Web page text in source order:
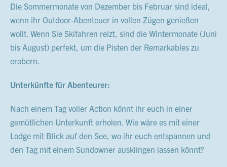
Die Sommermonate von Dezember bis Februar sind ideal,
wenn ihr Outdoor-Abenteuer in vollen Zügen genießen
wollt. Wenn Sie Skifahren reizt, sind die Wintermonate (Juni
bis August) perfekt, um die Pisten der Remarkables zu
erobern.
Unterkünfte für Abenteurer:
Nach einem Tag voller Action könnt ihr euch in einer
gemütlichen Unterkunft erholen. Wie wäre es mit einer
Lodge mit Blick auf den See, wo ihr euch entspannen und
den Tag mit einem Sundowner ausklingen lassen könnt?